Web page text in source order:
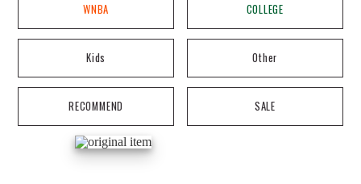
WNBA COLLEGE
Kids Other
RECOMMEND SALE